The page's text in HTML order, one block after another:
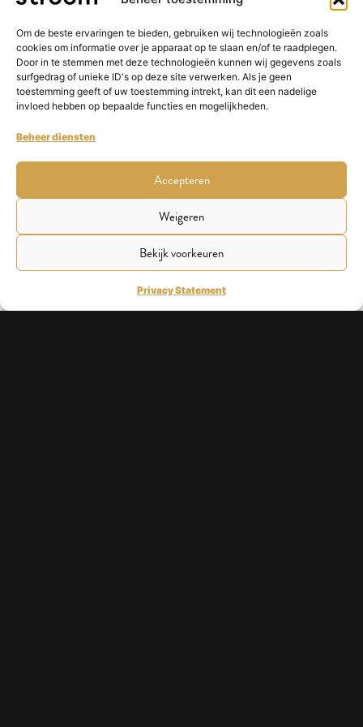
Om de beste ervaringen te bieden, gebruiken wij technologieën zoals
cookies om informatie over je apparaat op te slaan en/of te raadplegen.
Door in te stemmen met deze technologieën kunnen wij gegevens zoals
surfgedrag of unieke ID's op deze site verwerken. Als je geen
toestemming geeft of uw toestemming intrekt, kan dit een nadelige
invloed hebben op bepaalde functies en mogelijkheden.
Beheer diensten
Accepteren
Weigeren
Bekijk voorkeuren
Privacy Statement
Process Improvement Manager
Solliciteer nu